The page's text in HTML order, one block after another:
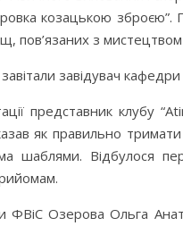
козацькою зброєю”.
пов’язаних з
завідувач
представник клубу
як правильно
шаблями. Відбулося
Озерова Ольга